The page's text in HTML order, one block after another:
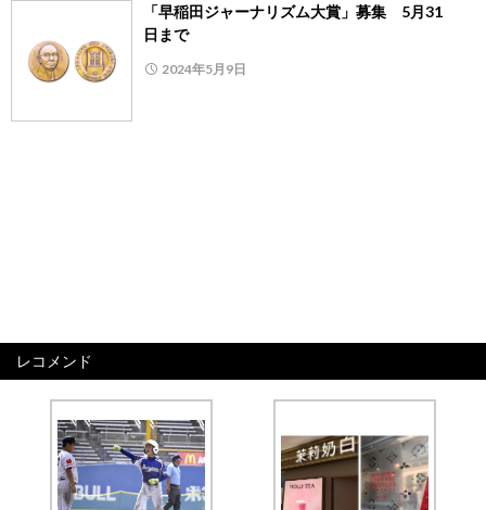
「早稲田ジャーナリズム大賞」募集 5月31
日まで
2024年5月9日
レコメンド